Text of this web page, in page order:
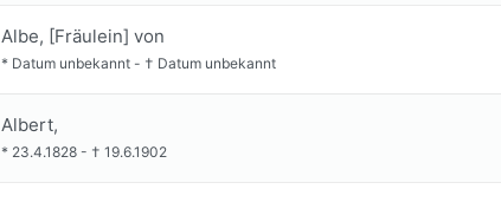
Albe, [Fräulein] von
* Datum unbekannt - † Datum unbekannt
Albert,
* 23.4.1828 - † 19.6.1902